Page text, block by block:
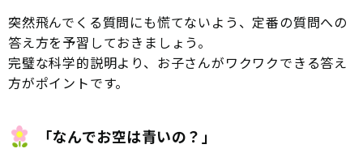
突然飛んでくる質問にも慌てないよう、定番の質問への
答え方を予習しておきましょう。
完璧な科学的説明より、お子さんがワクワクできる答え
方がポイントです。
「なんでお空は青いの？」